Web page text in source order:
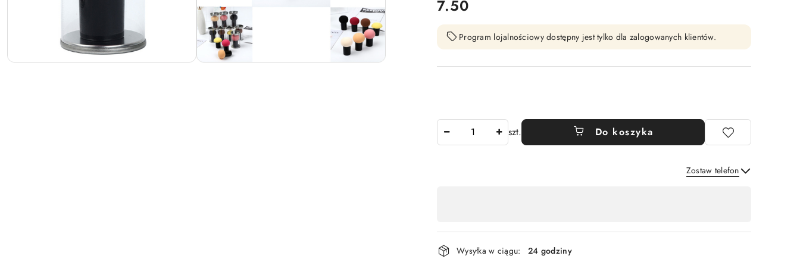
cena:
7.50
Program lojalnościowy dostępny jest tylko dla zalogowanych klientów.
szt. Do koszyka
Zostaw telefon
płatność
i
Wysyłka w ciągu:
24 godziny